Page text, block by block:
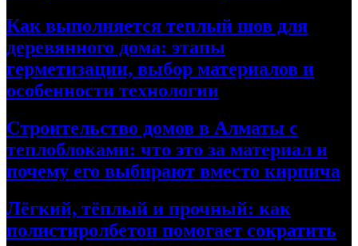
Как выполняется теплый шов для
деревянного дома: этапы
герметизации, выбор материалов и
особенности технологии
Строительство домов в Алматы с
теплоблоками: что это за материал и
почему его выбирают вместо кирпича
Лёгкий, тёплый и прочный: как
полистиролбетон помогает сократить